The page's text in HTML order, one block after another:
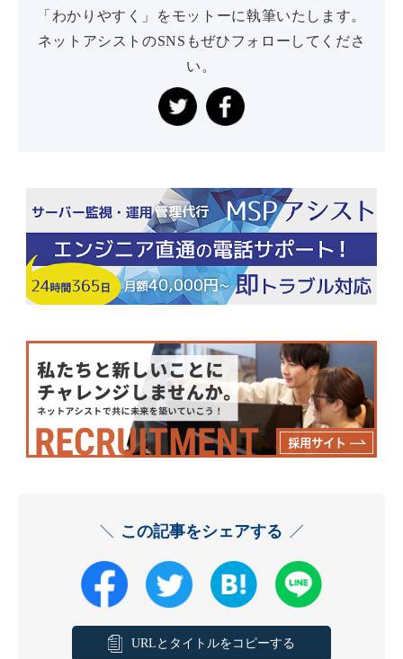
「わかりやすく」をモットーに執筆いたします。
ネットアシストのSNSもぜひフォローしてくださ
い。
この記事をシェアする
URLとタイトルをコピーする